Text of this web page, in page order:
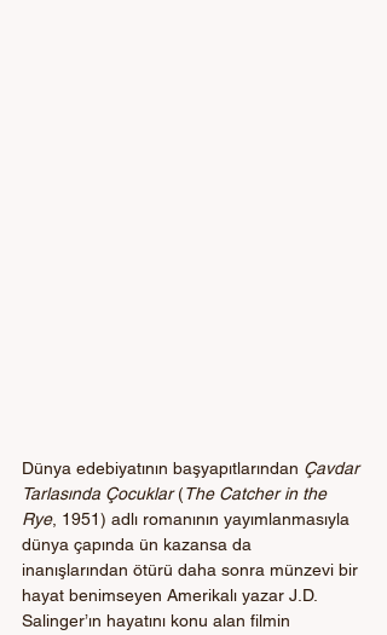
Dünya edebiyatının başyapıtlarından Çavdar
Tarlasında Çocuklar (The Catcher in the
Rye, 1951) adlı romanının yayımlanmasıyla
dünya çapında ün kazansa da
inanışlarından ötürü daha sonra münzevi bir
hayat benimseyen Amerikalı yazar J.D.
Salinger’ın hayatını konu alan filmin